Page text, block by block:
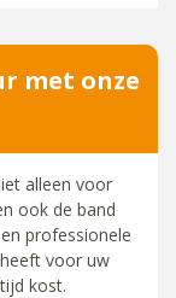
met onze
alleen voor
ook de band
professionele
voor uw
kost.